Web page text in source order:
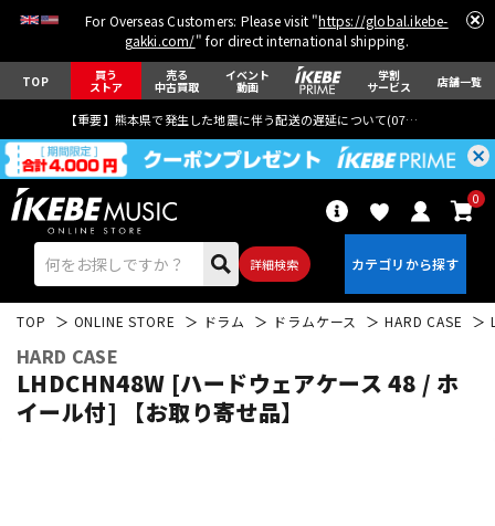
For Overseas Customers: Please visit "https://global.ikebe-
gakki.com/" for direct international shipping.
TOP 買う
ストア
売る
中古買取
イベント
動画
学割
サービス 店舗一覧
【重要】熊本県で発生した地震に伴う配送の遅延について(07月29日
詳細検索
0
TOP ONLINE STORE ドラム ドラムケース HARD CASE
HARD CASE
LHDCHN48W [ハードウェアケース 48 / ホ
イール付] 【お取り寄せ品】